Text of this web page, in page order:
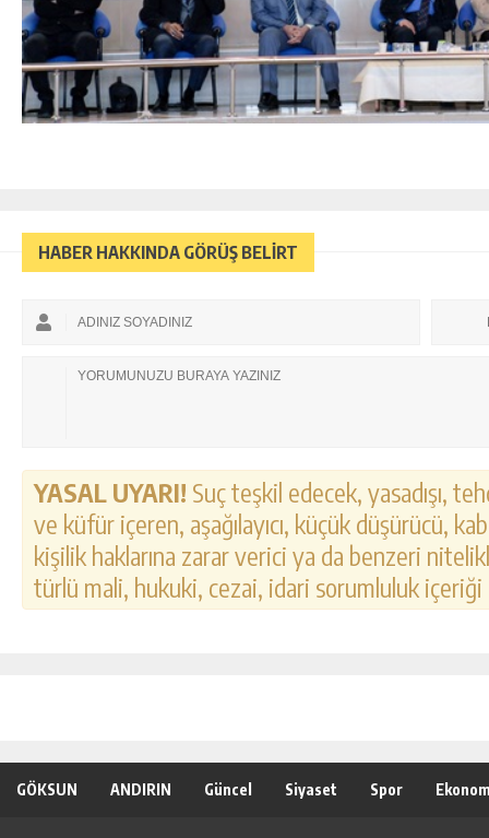
HABER HAKKINDA GÖRÜŞ BELİRT
YASAL UYARI! Suç teşkil edecek, yasadışı,
ve küfür içeren, aşağılayıcı, küçük düşürücü,
kişilik haklarına zarar verici ya da benzeri
türlü mali, hukuki, cezai, idari sorumluluk
GÖKSUN ANDIRIN Güncel Siyaset Spor